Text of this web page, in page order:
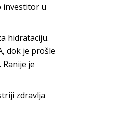
investitor u
hidrataciju.
dok je prošle
je
zdravlja